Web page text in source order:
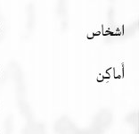
اشخاص
أَماكِن